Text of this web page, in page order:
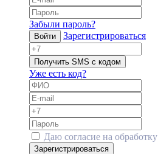
Забыли пароль?
Войти Зарегистрироваться
Получить SMS с кодом
Уже есть код?
Даю согласие на обработку
Зарегистрироваться